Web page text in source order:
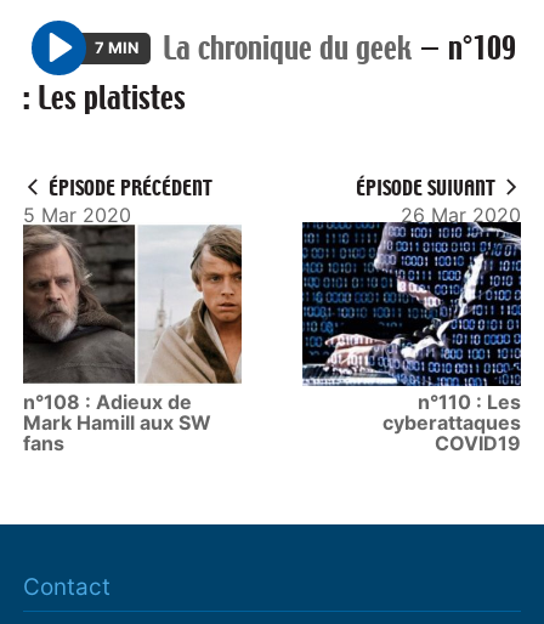
P
l
7 MIN La chronique du geek — n°109
: Les platistes
ÉPISODE PRÉCÉDENT
5 Mar 2020
n°108 : Adieux de
Mark Hamill aux SW
fans
ÉPISODE SUIVANT
26 Mar 2020
n°110 : Les
cyberattaques
COVID19
Contact